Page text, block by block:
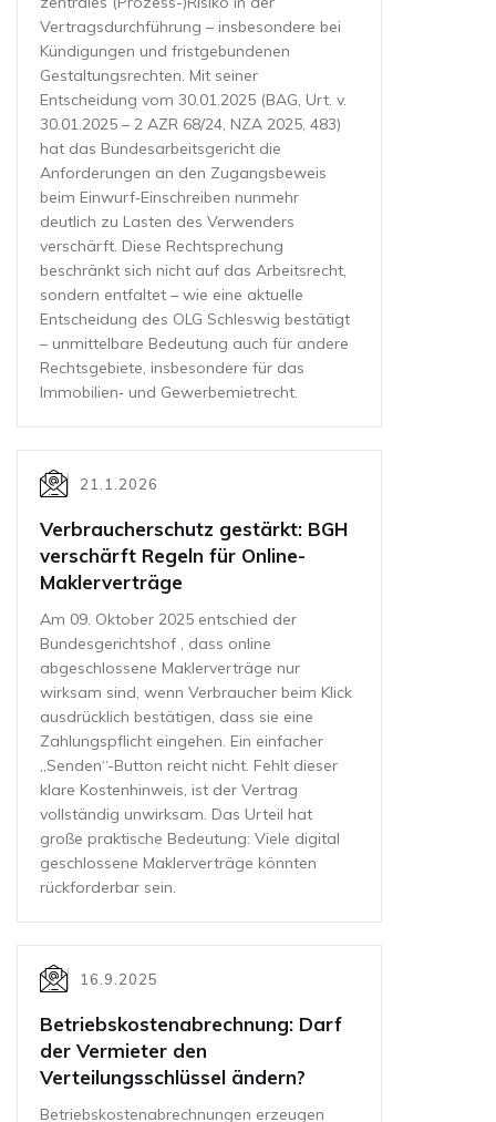
Vertragsdurchführung – insbesondere bei
Kündigungen und fristgebundenen
Gestaltungsrechten. Mit seiner
Entscheidung vom 30.01.2025 (BAG, Urt. v.
30.01.2025 – 2 AZR 68/24, NZA 2025, 483)
hat das Bundesarbeitsgericht die
Anforderungen an den Zugangsbeweis
beim Einwurf‑Einschreiben nunmehr
deutlich zu Lasten des Verwenders
verschärft. Diese Rechtsprechung
beschränkt sich nicht auf das Arbeitsrecht,
sondern entfaltet – wie eine aktuelle
Entscheidung des OLG Schleswig bestätigt
– unmittelbare Bedeutung auch für andere
Rechtsgebiete, insbesondere für das
Immobilien‑ und Gewerbemietrecht.
21.1.2026
Verbraucherschutz gestärkt: BGH
verschärft Regeln für Online-
Maklerverträge
Am 09. Oktober 2025 entschied der
Bundesgerichtshof , dass online
abgeschlossene Maklerverträge nur
wirksam sind, wenn Verbraucher beim Klick
ausdrücklich bestätigen, dass sie eine
Zahlungspflicht eingehen. Ein einfacher
„Senden“-Button reicht nicht. Fehlt dieser
klare Kostenhinweis, ist der Vertrag
vollständig unwirksam. Das Urteil hat
große praktische Bedeutung: Viele digital
geschlossene Maklerverträge könnten
rückforderbar sein.
16.9.2025
Betriebskostenabrechnung: Darf
der Vermieter den
Verteilungsschlüssel ändern?
Betriebskostenabrechnungen erzeugen